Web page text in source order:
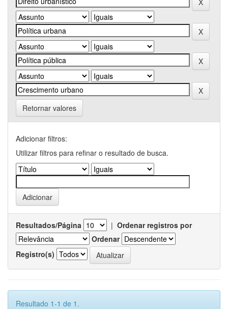
Retornar valores
Adicionar filtros:
Utilizar filtros para refinar o resultado de busca.
Resultados/Página | Ordenar registros por
Ordenar
Registro(s)
Resultado 1-1 de 1.